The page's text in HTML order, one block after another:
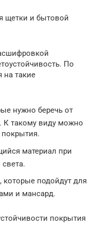
щетки и бытовой
По
на такие
нужно беречь от
К такому виду можно
материал при
которые подойдут для
и мансард.
покрытия